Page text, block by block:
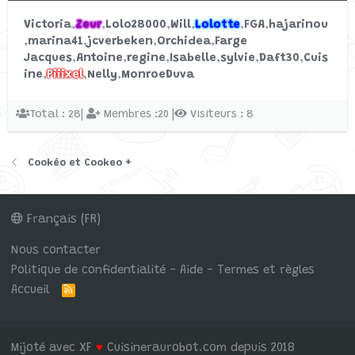
Actualités des robots culinaires
Victoria Zeur Lolo28000 Will Lolotte FGA hajarinou
marina41 jcverbeken Orchidea Farge
Jacques Antoine regine Isabelle sylvie Daft30 Cuis
ine Piiixel Nelly MonroeDuva
Total : 28| Membres :20 | Visiteurs : 8
Cookéo et Cookeo +
Français (FR)
Nous contacter
Politique de confidentialité - Aide - Termes et règles
Accueil
R
Mijoté avec XF ♥ Cuisineraurobot.com depuis 2018